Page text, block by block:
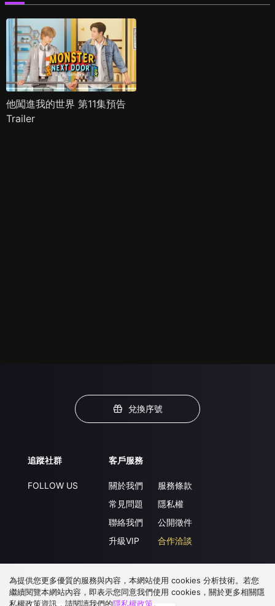
他闖進我的世界 第11集預告
Trailer
兌換序號
追蹤社群
FOLLOW US
客戶服務
關於我們
常見問題
聯絡我們
升級VIP
服務條款
隱私權
公開徵件
合作洽談
下載 APP
為提供您更多優質的服務與內容，本網站使用 cookies 分析技術。若您
繼續閱覽本網站內容，即表示您同意我們使用 cookies，關於更多相關隱
私權政策資訊，請閱讀我們的隱私權政策。